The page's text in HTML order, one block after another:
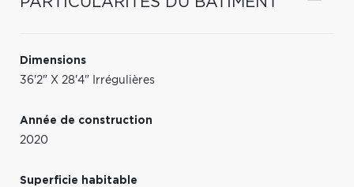
Dimensions
36'2" X 28'4" Irrégulières
Année de construction
2020
Superficie habitable